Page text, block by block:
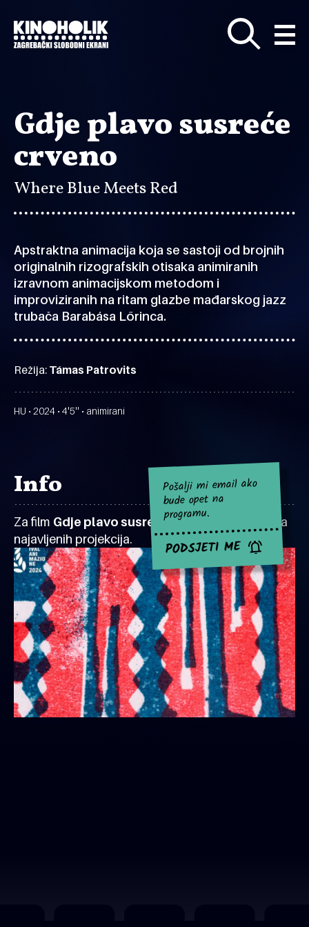
glavni
sadržaj
Gdje plavo susreće
crveno
Where Blue Meets Red
Apstraktna animacija koja se sastoji od brojnih
originalnih rizografskih otisaka animiranih
izravnom animacijskom metodom i
improviziranih na ritam glazbe mađarskog jazz
trubača Barabása Lőrinca.
Režija: Támas Patrovits
HU • 2024 • 4'5'' • animirani
Info
Za film Gdje plavo susreće crveno
za sad nema
najavljenih projekcija.
Pošalji mi email ako
bude opet na
programu.
PODSJETI ME